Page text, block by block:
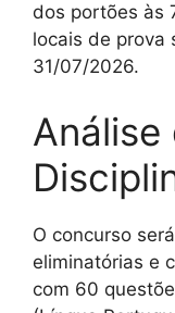
dos portões às
locais de prova
31/07/2026.
Análise
O concurso
eliminatórias e
com 60